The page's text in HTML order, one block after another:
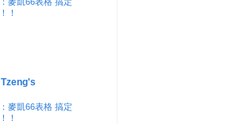
！
麥凱66表格 搞定
！